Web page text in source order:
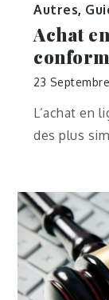
Autres,
Achat
23
L’achat en
des plus